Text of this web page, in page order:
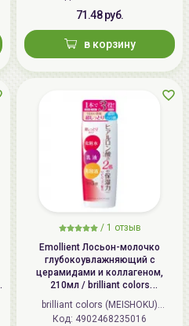
71.48 руб.
в корзину
/ 1 отзыв
Emollient Лосьон-молочко
глубокоувлажняющий c
церамидами и коллагеном,
210мл / brilliant colors
(MEISHOKU) Emollient Extra Lotion
Very Moisture
brilliant colors (MEISHOKU)
(Япония)
Код: 4902468235016